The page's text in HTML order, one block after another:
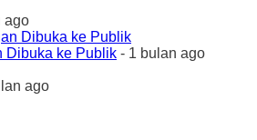
ago
Dibuka ke Publik - 1 bulan ago
ago